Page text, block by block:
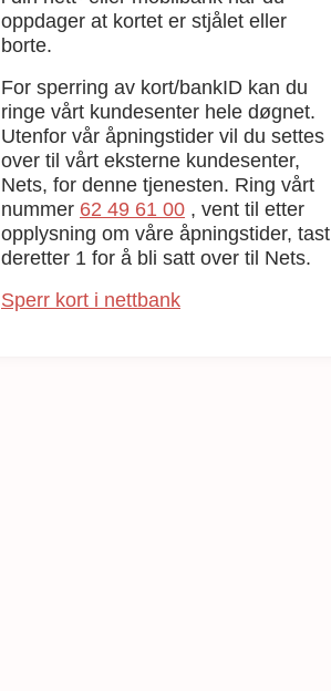
oppdager at kortet er stjålet eller
borte.
For sperring av kort/bankID kan du
ringe vårt kundesenter hele døgnet.
Utenfor vår åpningstider vil du settes
over til vårt eksterne kundesenter,
Nets, for denne tjenesten. Ring vårt
nummer 62 49 61 00 , vent til etter
opplysning om våre åpningstider, tast
deretter 1 for å bli satt over til Nets.
Sperr kort i nettbank